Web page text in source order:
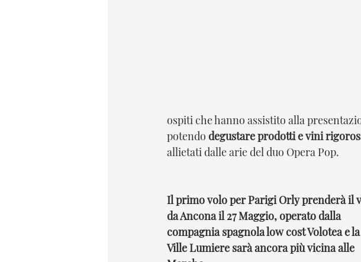
ospiti che hanno assistito alla
potendo degustare prodotti e vini
allietati dalle arie del duo Opera Pop.
Il primo volo per Parigi Orly prenderà il
da Ancona il 27 Maggio, operato dalla
compagnia spagnola low cost Volotea e la
Ville Lumiere sarà ancora più vicina alle